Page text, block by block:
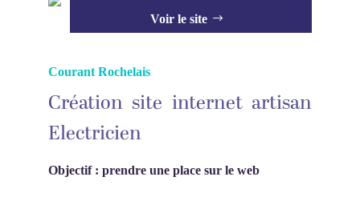
Voir le site
Courant Rochelais
Création site internet artisan
Electricien
Objectif : prendre une place sur le web